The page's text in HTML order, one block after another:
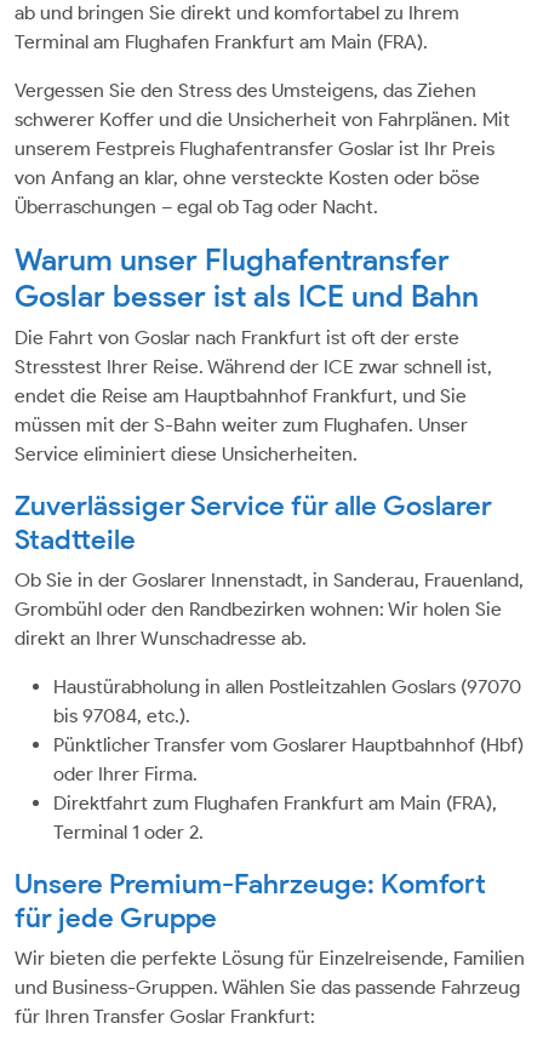
ab und bringen Sie direkt und komfortabel zu Ihrem
Terminal am Flughafen Frankfurt am Main (FRA).
Vergessen Sie den Stress des Umsteigens, das Ziehen
schwerer Koffer und die Unsicherheit von Fahrplänen. Mit
unserem Festpreis Flughafentransfer Goslar ist Ihr Preis
von Anfang an klar, ohne versteckte Kosten oder böse
Überraschungen – egal ob Tag oder Nacht.
Warum unser Flughafentransfer
Goslar besser ist als ICE und Bahn
Die Fahrt von Goslar nach Frankfurt ist oft der erste
Stresstest Ihrer Reise. Während der ICE zwar schnell ist,
endet die Reise am Hauptbahnhof Frankfurt, und Sie
müssen mit der S-Bahn weiter zum Flughafen. Unser
Service eliminiert diese Unsicherheiten.
Zuverlässiger Service für alle Goslarer
Stadtteile
Ob Sie in der Goslarer Innenstadt, in Sanderau, Frauenland,
Grombühl oder den Randbezirken wohnen: Wir holen Sie
direkt an Ihrer Wunschadresse ab.
Haustürabholung in allen Postleitzahlen Goslars (97070
bis 97084, etc.).
Pünktlicher Transfer vom Goslarer Hauptbahnhof (Hbf)
oder Ihrer Firma.
Direktfahrt zum Flughafen Frankfurt am Main (FRA),
Terminal 1 oder 2.
Unsere Premium-Fahrzeuge: Komfort
für jede Gruppe
Wir bieten die perfekte Lösung für Einzelreisende, Familien
und Business-Gruppen. Wählen Sie das passende Fahrzeug
für Ihren Transfer Goslar Frankfurt: